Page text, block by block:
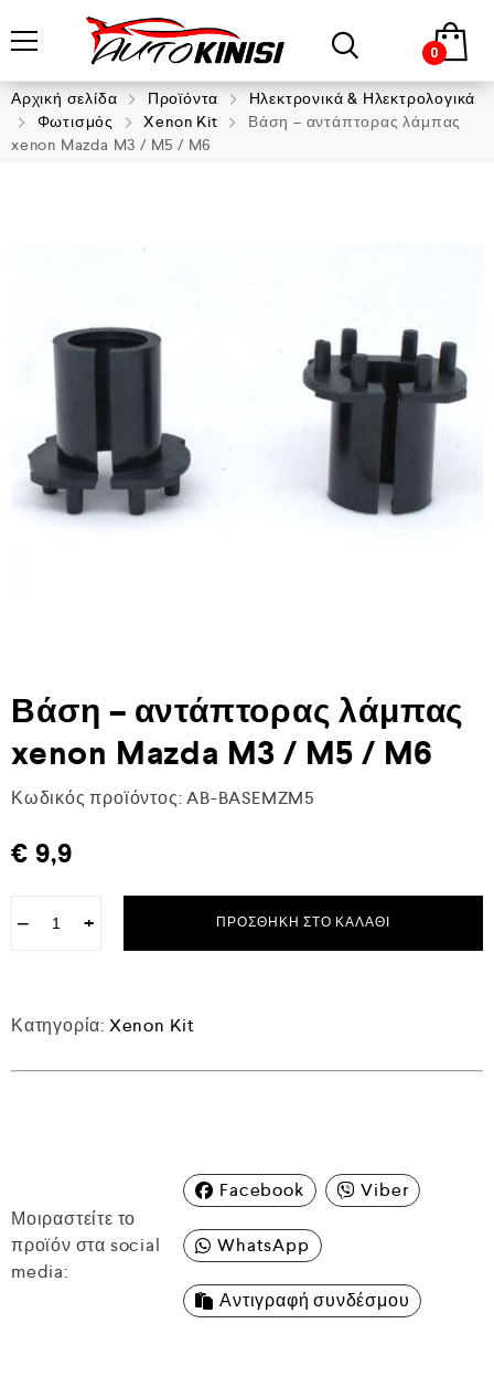
0
Αρχική σελίδα Προϊόντα
Ηλεκτρονικά & Ηλεκτρολογικά
Φωτισμός
Xenon Kit
Βάση – αντάπτορας λάμπας
xenon Mazda M3 / M5 / M6
Βάση – αντάπτορας λάμπας
xenon Mazda M3 / M5 / M6
Κωδικός προϊόντος: AB-BASEMZM5
€ 9,9
− + ΠΡΟΣΘΉΚΗ ΣΤΟ ΚΑΛΆΘΙ
Κατηγορία: Xenon Kit
Μοιραστείτε το
προϊόν στα social
media:
Facebook Viber
WhatsApp
Αντιγραφή συνδέσμου